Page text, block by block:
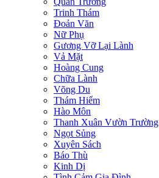
Trinh Thám
Đoản Văn
Nữ Phụ
Gương Vỡ Lại Lành
Vả Mặt
Hoàng Cung
Chữa Lành
Võng Du
Thám Hiểm
Hào Môn
Thanh Xuân Vườn Trường
Ngọt Sủng
Xuyên Sách
Báo Thù
Kinh Dị